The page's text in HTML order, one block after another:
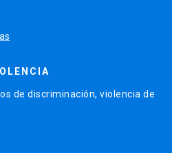
de discriminación, violencia de